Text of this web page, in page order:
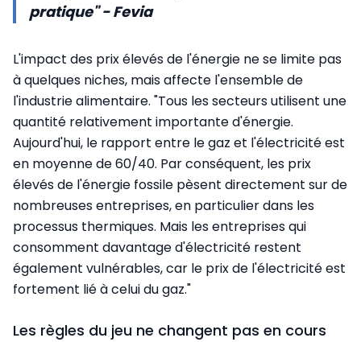
pratique" - Fevia
L'impact des prix élevés de l'énergie ne se limite pas
à quelques niches, mais affecte l'ensemble de
l'industrie alimentaire. "Tous les secteurs utilisent une
quantité relativement importante d'énergie.
Aujourd'hui, le rapport entre le gaz et l'électricité est
en moyenne de 60/40. Par conséquent, les prix
élevés de l'énergie fossile pèsent directement sur de
nombreuses entreprises, en particulier dans les
processus thermiques. Mais les entreprises qui
consomment davantage d'électricité restent
également vulnérables, car le prix de l'électricité est
fortement lié à celui du gaz."
Les règles du jeu ne changent pas en cours